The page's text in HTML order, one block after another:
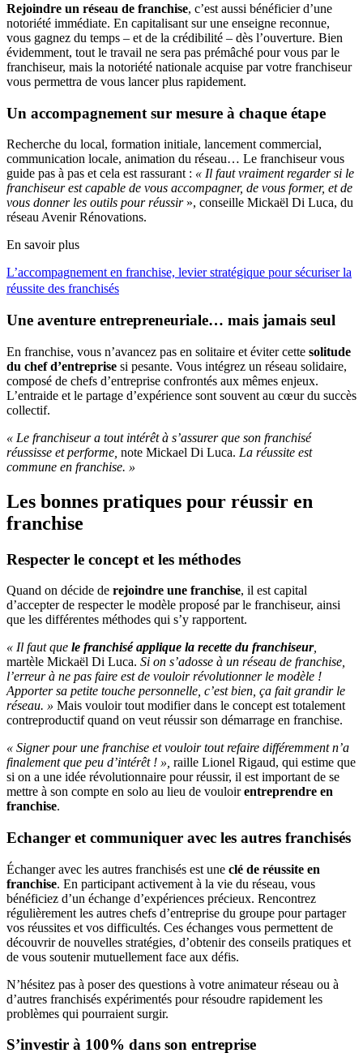
Rejoindre un réseau de franchise, c’est aussi bénéficier d’une
notoriété immédiate. En capitalisant sur une enseigne reconnue,
vous gagnez du temps – et de la crédibilité – dès l’ouverture. Bien
évidemment, tout le travail ne sera pas prémâché pour vous par le
franchiseur, mais la notoriété nationale acquise par votre franchiseur
vous permettra de vous lancer plus rapidement.
Un accompagnement sur mesure à chaque étape
Recherche du local, formation initiale, lancement commercial,
communication locale, animation du réseau… Le franchiseur vous
guide pas à pas et cela est rassurant : « Il faut vraiment regarder si le
franchiseur est capable de vous accompagner, de vous former, et de
vous donner les outils pour réussir», conseille Mickaël Di Luca, du
réseau Avenir Rénovations.
En savoir plus
L’accompagnement en franchise, levier stratégique pour sécuriser la
réussite des franchisés
Une aventure entrepreneuriale… mais jamais seul
En franchise, vous n’avancez pas en solitaire et éviter cette solitude
du chef d’entreprise si pesante. Vous intégrez un réseau solidaire,
composé de chefs d’entreprise confrontés aux mêmes enjeux.
L’entraide et le partage d’expérience sont souvent au cœur du succès
collectif.
« Le franchiseur a tout intérêt à s’assurer que son franchisé
réussisse et performe, note Mickael Di Luca. La réussite est
commune en franchise. »
Les bonnes pratiques pour réussir en
franchise
Respecter le concept et les méthodes
Quand on décide de rejoindre une franchise, il est capital
d’accepter de respecter le modèle proposé par le franchiseur, ainsi
que les différentes méthodes qui s’y rapportent.
« Il faut que le franchisé applique la recette du franchiseur,
martèle Mickaël Di Luca. Si on s’adosse à un réseau de franchise,
l’erreur à ne pas faire est de vouloir révolutionner le modèle !
Apporter sa petite touche personnelle, c’est bien, ça fait grandir le
réseau. » Mais vouloir tout modifier dans le concept est totalement
contreproductif quand on veut réussir son démarrage en franchise.
« Signer pour une franchise et vouloir tout refaire différemment n’a
finalement que peu d’intérêt ! », raille Lionel Rigaud, qui estime que
si on a une idée révolutionnaire pour réussir, il est important de se
mettre à son compte en solo au lieu de vouloirentreprendre en
franchise.
Echanger et communiquer avec les autres franchisés
Échanger avec les autres franchisés est une clé de réussite en
franchise. En participant activement à la vie du réseau, vous
bénéficiez d’un échange d’expériences précieux. Rencontrez
régulièrement les autres chefs d’entreprise du groupe pour partager
vos réussites et vos difficultés. Ces échanges vous permettent de
découvrir de nouvelles stratégies, d’obtenir des conseils pratiques et
de vous soutenir mutuellement face aux défis.
N’hésitez pas à poser des questions à votre animateur réseau ou à
d’autres franchisés expérimentés pour résoudre rapidement les
problèmes qui pourraient surgir.
S’investir à 100% dans son entreprise